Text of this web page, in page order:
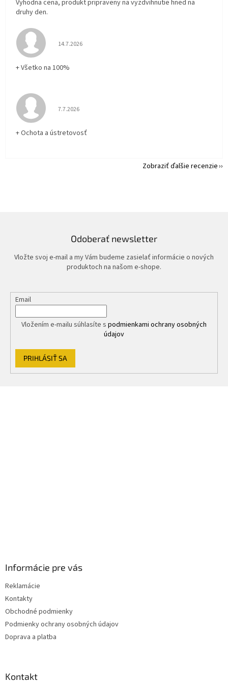
Vyhodna cena, produkt pripraveny na vyzdvihnutie hned na
druhy den.
Hodnotenie obchodu je 5 z 5 hviezdičiek.
14.7.2026
+ Všetko na 100%
Hodnotenie obchodu je 5 z 5 hviezdičiek.
7.7.2026
+ Ochota a ústretovosť
Zobraziť ďalšie recenzie
Odoberať newsletter
Vložte svoj e-mail a my Vám budeme zasielať informácie o nových
produktoch na našom e-shope.
Email
Vložením e-mailu súhlasíte s podmienkami ochrany osobných
údajov
PRIHLÁSIŤ SA
Informácie pre vás
Reklamácie
Kontakty
Obchodné podmienky
Podmienky ochrany osobných údajov
Doprava a platba
Kontakt